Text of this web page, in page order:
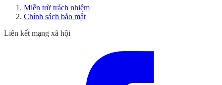
Miễn trừ trách nhiệm
Chính sách bảo mật
Liên kết mạng xã hội